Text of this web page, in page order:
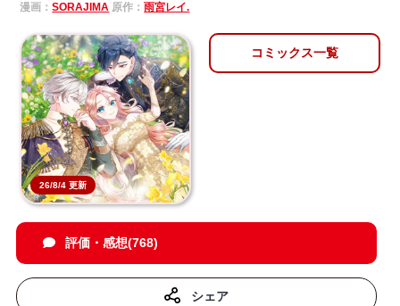
漫画：SORAJIMA 原作：雨宮レイ.
26/8/4 更新
コミックス一覧
評価・感想(768)
シェア